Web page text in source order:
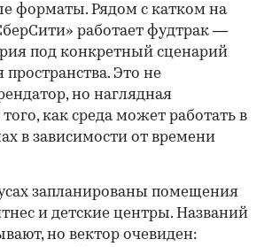
форматы. Рядом с катком на
работает фудтрак —
под конкретный сценарий
пространства. Это не
но наглядная
как среда может работать в
в зависимости от времени
запланированы помещения
и детские центры. Названий
но вектор очевиден: